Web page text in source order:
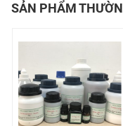
SẢN PHẨM